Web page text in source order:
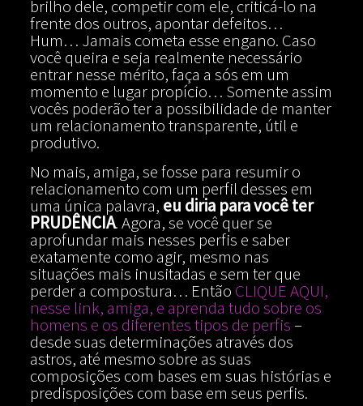
brilho dele, competir com ele, criticá-lo na
frente dos outros, apontar defeitos…
Hum… Jamais cometa esse engano. Caso
você queira e seja realmente necessário
entrar nesse mérito, faça a sós em um
momento e lugar propício… Somente assim
vocês poderão ter a possibilidade de manter
um relacionamento transparente, útil e
produtivo.
No mais, amiga, se fosse para resumir o
relacionamento com um perfil desses em
uma única palavra, eu diria para você ter
PRUDÊNCIA. Agora, se você quer se
aprofundar mais nesses perfis e saber
exatamente como agir, mesmo nas
situações mais inusitadas e sem ter que
perder a compostura… Então CLIQUE AQUI,
nesse link, amiga, e aprenda tudo sobre os
homens e os diferentes tipos de perfis–
desde suas determinações através dos
astros, até mesmo sobre as suas
composições com bases em suas histórias e
predisposições com base em seus perfis.